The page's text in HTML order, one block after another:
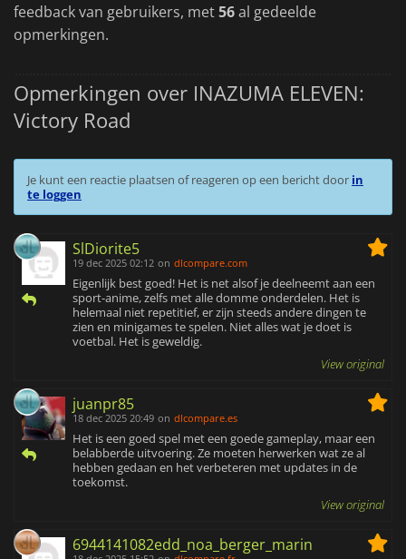
feedback van gebruikers, met56al gedeelde
opmerkingen.
Opmerkingen over INAZUMA ELEVEN:
Victory Road
Je kunt een reactie plaatsen of reageren op een bericht door in
te loggen
SlDiorite5
19 dec 2025 02:12 on dlcompare.com
Eigenlijk best goed! Het is net alsof je deelneemt aan een
sport-anime, zelfs met alle domme onderdelen. Het is
helemaal niet repetitief, er zijn steeds andere dingen te
zien en minigames te spelen. Niet alles wat je doet is
voetbal. Het is geweldig.
View original
juanpr85
18 dec 2025 20:49 on dlcompare.es
Het is een goed spel met een goede gameplay, maar een
belabberde uitvoering. Ze moeten herwerken wat ze al
hebben gedaan en het verbeteren met updates in de
toekomst.
View original
6944141082edd_noa_berger_marin